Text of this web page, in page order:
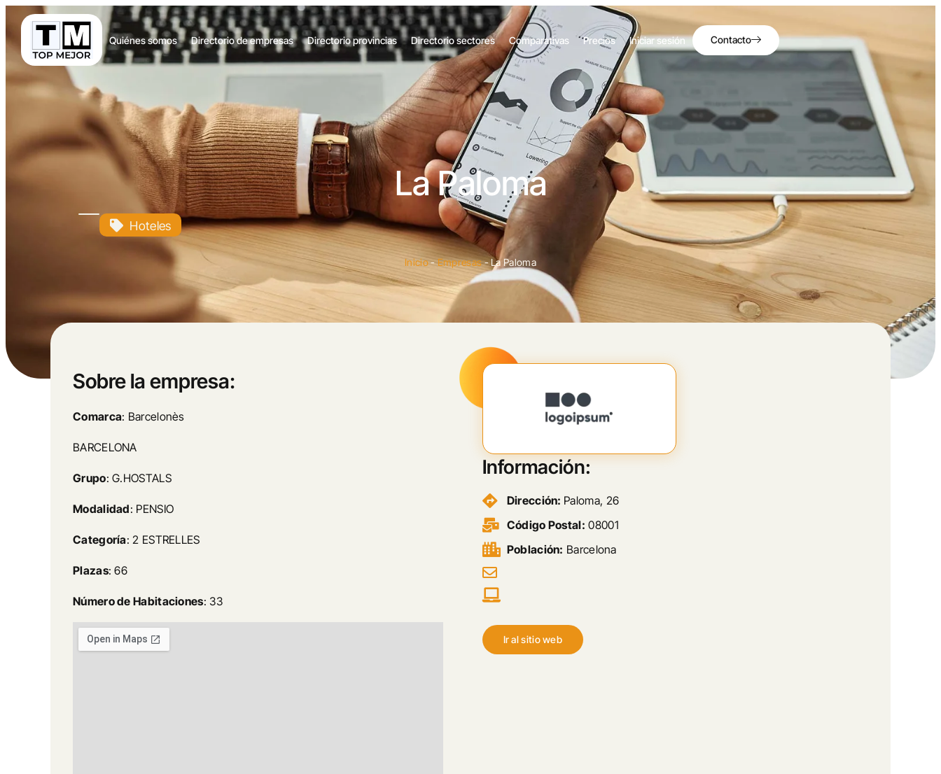
Quiénes somos Directorio de empresas Directorio provincias Directorio sectores Comparativas Precios Iniciar sesión Contacto
La Paloma
Hoteles
Inicio-Empresas-La Paloma
Sobre la empresa:
Comarca: Barcelonès
BARCELONA
Grupo: G.HOSTALS
Modalidad: PENSIO
Categoría: 2 ESTRELLES
Plazas: 66
Número de Habitaciones: 33
Información:
Dirección: Paloma, 26
Código Postal: 08001
Población: Barcelona
Ir al sitio web